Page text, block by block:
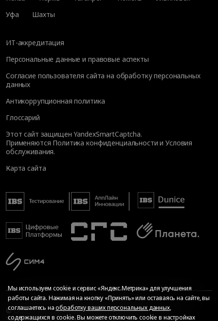
Уфа
Шахты
ИТ-аккредитация
Персональные данные и правовые аспекты
Согласие пользователя сайта на обработку персональных
данных
Антикоррупционная политика
Глоссарий
Этот сайт защищен YandexSmartCaptcha.
Применяются Политика конфиденциальности иУсловия
обслуживания.
Карта сайта
© Общество с ограниченной ответственностью «ИБС
Экспертиза», 2026. Все права защищены
Мы используем cookie и сервис «Яндекс.Метрика» для улучшения
работы сайта. Нажимая на кнопку «Принять» или оставаясь на сайте, вы
соглашаетесь наобработку ваших персональных данных,
содержащихся в cookie. Вы можете отключить cookie в настройках